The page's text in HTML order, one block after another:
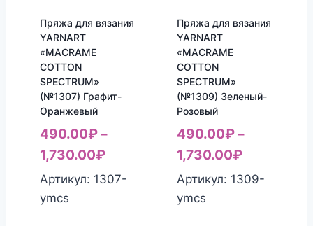
Пряжа для вязания
YARNART
«MACRAME
COTTON
SPECTRUM»
(№1307) Графит-
Оранжевый
490.00₽–
1,730.00₽
Артикул: 1307-
ymcs
Пряжа для вязания
YARNART
«MACRAME
COTTON
SPECTRUM»
(№1309) Зеленый-
Розовый
490.00₽–
1,730.00₽
Артикул: 1309-
ymcs